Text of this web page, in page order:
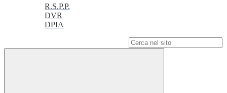
R.S.P.P.
DVR
DPIA